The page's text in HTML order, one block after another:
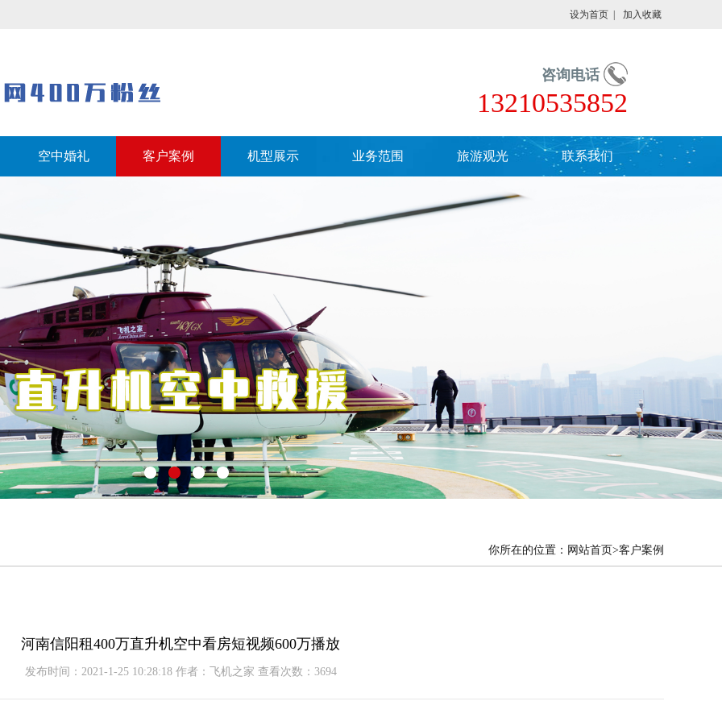
设为首页 加入收藏
咨询电话
13210535852
空中婚礼 客户案例 机型展示 业务范围 旅游观光 联系我们
你所在的位置： 网站首页>客户案例
河南信阳租400万直升机空中看房短视频600万播放
发布时间：2021-1-25 10:28:18 作者：飞机之家 查看次数：3694